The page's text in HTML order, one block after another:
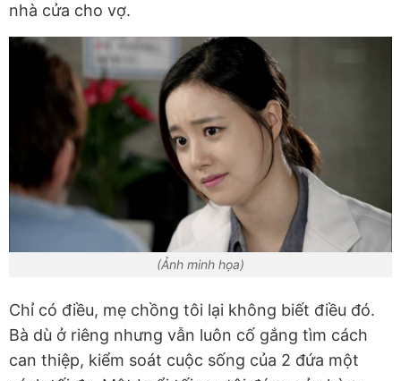
nhà cửa cho vợ.
(Ảnh minh họa)
Chỉ có điều, mẹ chồng tôi lại không biết điều đó.
Bà dù ở riêng nhưng vẫn luôn cố gắng tìm cách
can thiệp, kiểm soát cuộc sống của 2 đứa một